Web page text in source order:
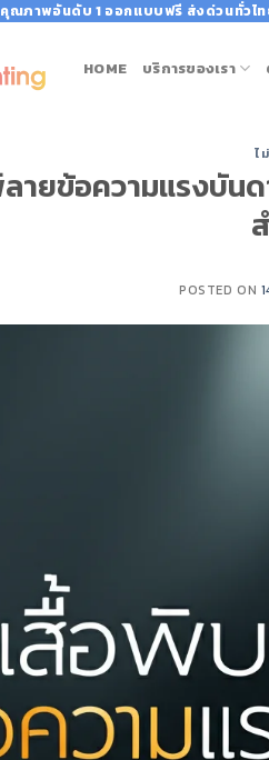
ณภาพอันดับ 1 ออกแบบฟรี ส่งด่วนทั่วไ
HOME บริการของเรา
ไ
ายข้อความแรงบันด
POSTED ON